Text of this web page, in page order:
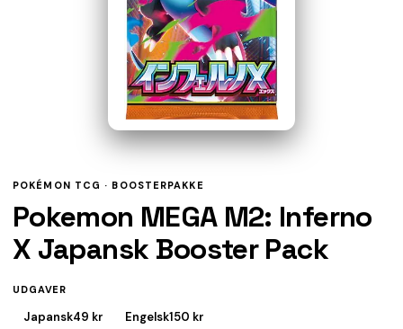
POKÉMON TCG · BOOSTERPAKKE
Pokemon MEGA M2: Inferno
X Japansk Booster Pack
UDGAVER
Japansk49 kr Engelsk150 kr